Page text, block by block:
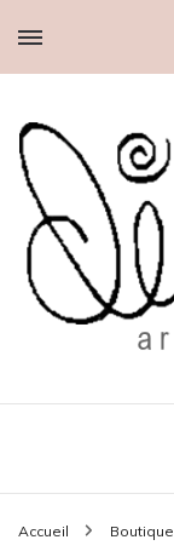
Diddha
Accueil Boutique